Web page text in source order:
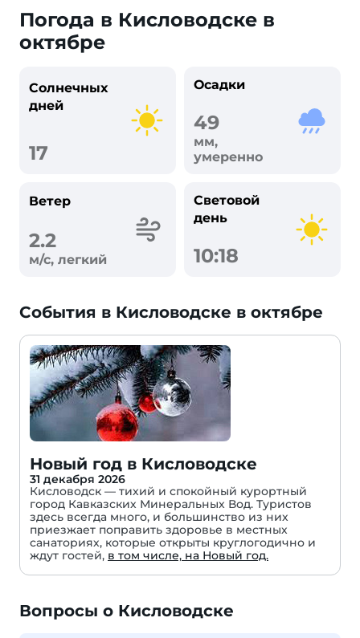
Погода в Кисловодске в
октябре
Солнечных
дней
17
Осадки
49
мм,
умеренно
Ветер
2.2
м/с, легкий
Световой
день
10:18
События в Кисловодске в октябре
Новый год в Кисловодске
31 декабря 2026
Кисловодск — тихий и спокойный курортный
город Кавказских Минеральных Вод. Туристов
здесь всегда много, и большинство из них
приезжает поправить здоровье в местных
санаториях, которые открыты круглогодично и
ждут гостей, в том числе, на Новый год.
Вопросы о Кисловодске